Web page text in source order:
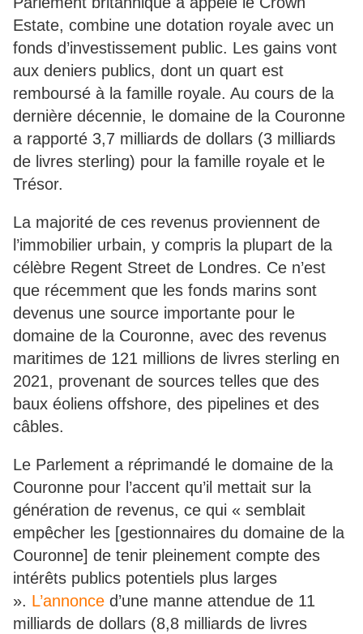
Estate, combine une dotation royale avec un
fonds d’investissement public. Les gains vont
aux deniers publics, dont un quart est
remboursé à la famille royale. Au cours de la
dernière décennie, le domaine de la Couronne
a rapporté 3,7 milliards de dollars (3 milliards
de livres sterling) pour la famille royale et le
Trésor.
La majorité de ces revenus proviennent de
l’immobilier urbain, y compris la plupart de la
célèbre Regent Street de Londres. Ce n’est
que récemment que les fonds marins sont
devenus une source importante pour le
domaine de la Couronne, avec des revenus
maritimes de 121 millions de livres sterling en
2021, provenant de sources telles que des
baux éoliens offshore, des pipelines et des
câbles.
Le Parlement a réprimandé le domaine de la
Couronne pour l’accent qu’il mettait sur la
génération de revenus, ce qui « semblait
empêcher les [gestionnaires du domaine de la
Couronne] de tenir pleinement compte des
intérêts publics potentiels plus larges
». L’annonce d’une manne attendue de 11
milliards de dollars (8,8 milliards de livres